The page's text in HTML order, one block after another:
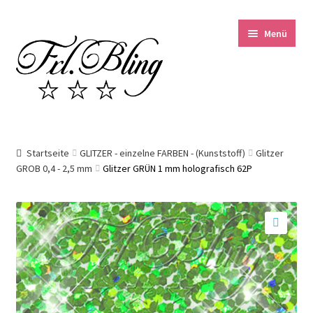
Navigation
springen
zum
Inhalt
Menü
AGB und Kundeninformationen
Datenschutzerklärung
Echtheit von Bewertungen
Impressum
Startseite GLITZER - einzelne FARBEN - (Kunststoff)
Glitzer
GROB 0,4 - 2,5 mm
Glitzer GRÜN 1 mm holografisch 62P
🔍